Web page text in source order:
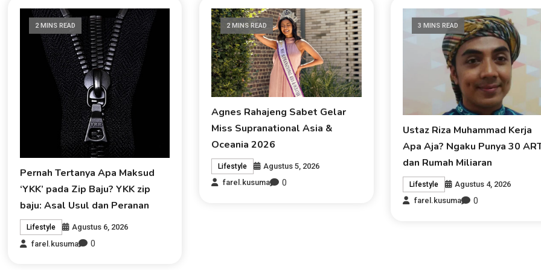
2 MINS READ
Pernah Tertanya Apa Maksud
‘YKK’ pada Zip Baju? YKK zip
baju: Asal Usul dan Peranan
Lifestyle
Agustus 6, 2026
farel.kusuma
0
2 MINS READ
Agnes Rahajeng Sabet Gelar
Miss Supranational Asia &
Oceania 2026
Lifestyle
Agustus 5, 2026
farel.kusuma
0
3 MINS READ
Ustaz Riza Muhammad Kerja
Apa Aja? Ngaku Punya 30
dan Rumah Miliaran
Lifestyle
Agustus 4, 2026
farel.kusuma
0